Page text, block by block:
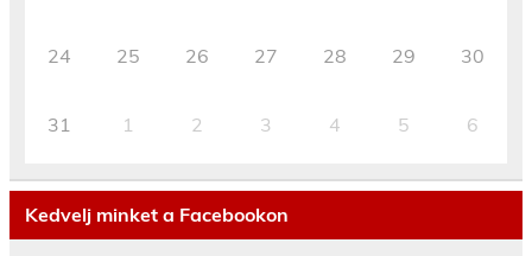
24 25 26 27 28 29 30
31 1 2 3 4 5 6
Kedvelj minket a Facebookon